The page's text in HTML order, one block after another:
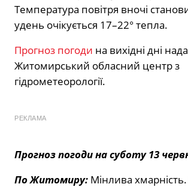
Температура повітря вночі
удень очікується 17–22° тепла.
Прогноз погоди на вихідні дні
Житомирський обласний центр з
гідрометеорології.
РЕКЛАМА
Прогноз погоди на суботу 13
По Житомиру: Мінлива